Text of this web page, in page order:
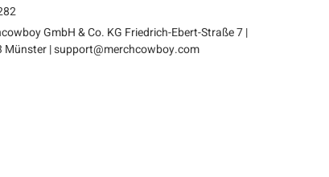
GmbH & Co. KG Friedrich-Ebert-Straße 7 |
Münster | support@merchcowboy.com